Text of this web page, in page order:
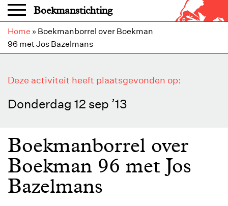
Overslaan en naar de inhoud gaan
Boekmanstichting
Home » Boekmanborrel over Boekman
96 met Jos Bazelmans
Deze activiteit heeft plaatsgevonden op:
Donderdag 12 sep ’13
Boekmanborrel over
Boekman 96 met Jos
Bazelmans